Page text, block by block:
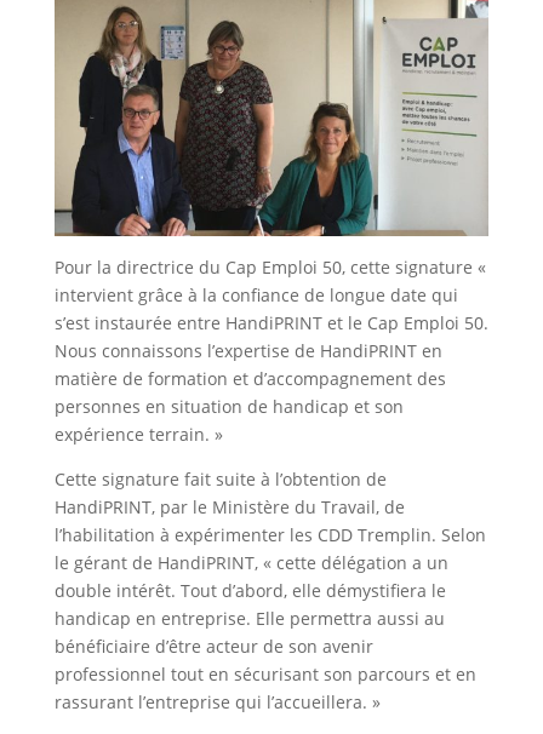
Pour la directrice du Cap Emploi 50, cette signature «
intervient grâce à la confiance de longue date qui
s’est instaurée entre HandiPRINT et le Cap Emploi 50.
Nous connaissons l’expertise de HandiPRINT en
matière de formation et d’accompagnement des
personnes en situation de handicap et son
expérience terrain. »
Cette signature fait suite à l’obtention de
HandiPRINT, par le Ministère du Travail, de
l’habilitation à expérimenter les CDD Tremplin. Selon
le gérant de HandiPRINT, « cette délégation a un
double intérêt. Tout d’abord, elle démystifiera le
handicap en entreprise. Elle permettra aussi au
bénéficiaire d’être acteur de son avenir
professionnel tout en sécurisant son parcours et en
rassurant l’entreprise qui l’accueillera. »